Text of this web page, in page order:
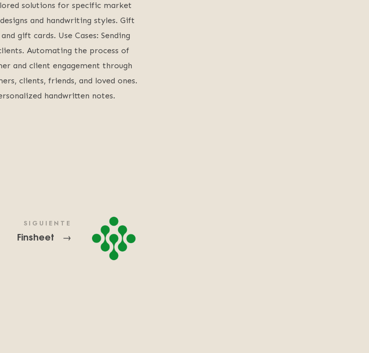
solutions for specific market
and handwriting styles. Gift
gift cards. Use Cases: Sending
Automating the process of
and client engagement through
clients, friends, and loved ones.
handwritten notes.
SIGUIENTE
Finsheet →